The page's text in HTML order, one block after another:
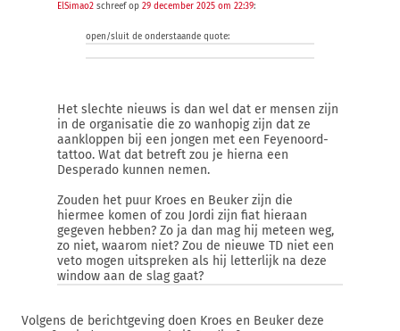
ElSimao2 schreef op 29 december 2025 om 22:39:
open/sluit de onderstaande quote:
Het slechte nieuws is dan wel dat er mensen zijn
in de organisatie die zo wanhopig zijn dat ze
aankloppen bij een jongen met een Feyenoord-
tattoo. Wat dat betreft zou je hierna een
Desperado kunnen nemen.
Zouden het puur Kroes en Beuker zijn die
hiermee komen of zou Jordi zijn fiat hieraan
gegeven hebben? Zo ja dan mag hij meteen weg,
zo niet, waarom niet? Zou de nieuwe TD niet een
veto mogen uitspreken als hij letterlijk na deze
window aan de slag gaat?
Volgens de berichtgeving doen Kroes en Beuker deze